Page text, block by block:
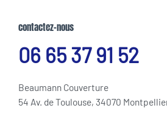
contactez-nous
06 65 37 91 52
Beaumann Couverture
54 Av. de Toulouse, 34070